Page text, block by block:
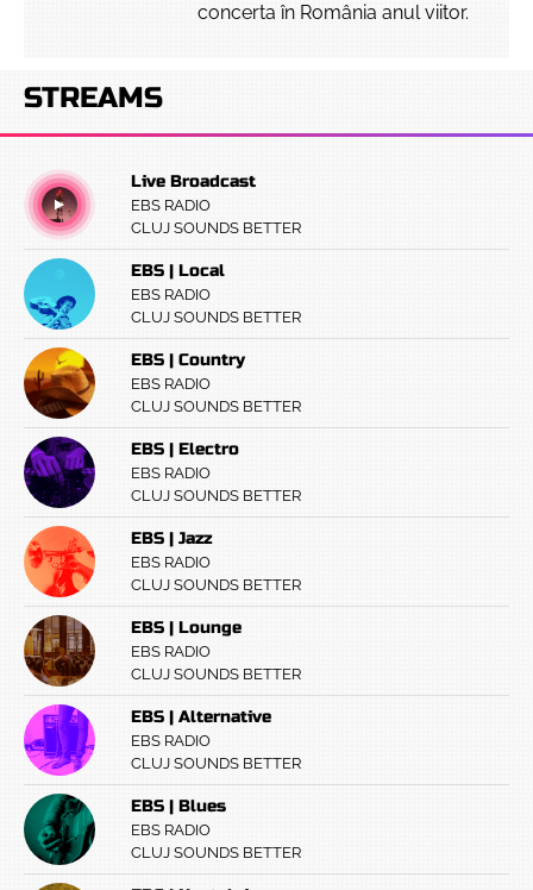
concerta în România anul viitor.
STREAMS
Live Broadcast
EBS RADIO
CLUJ SOUNDS BETTER
EBS | Local
EBS RADIO
CLUJ SOUNDS BETTER
EBS | Country
EBS RADIO
CLUJ SOUNDS BETTER
EBS | Electro
EBS RADIO
CLUJ SOUNDS BETTER
EBS | Jazz
EBS RADIO
CLUJ SOUNDS BETTER
EBS | Lounge
EBS RADIO
CLUJ SOUNDS BETTER
EBS | Alternative
EBS RADIO
CLUJ SOUNDS BETTER
EBS | Blues
EBS RADIO
CLUJ SOUNDS BETTER